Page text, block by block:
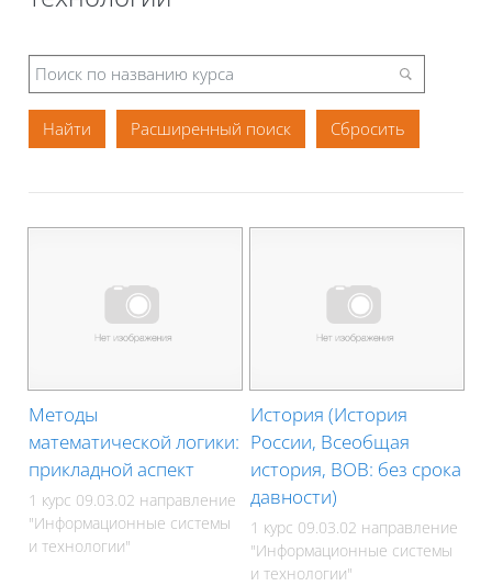
Расширенный поиск
Методы
математической логики:
прикладной аспект
1 курс 09.03.02 направление
"Информационные системы
и технологии"
История (История
России, Всеобщая
история, ВОВ: без срока
давности)
1 курс 09.03.02 направление
"Информационные системы
и технологии"